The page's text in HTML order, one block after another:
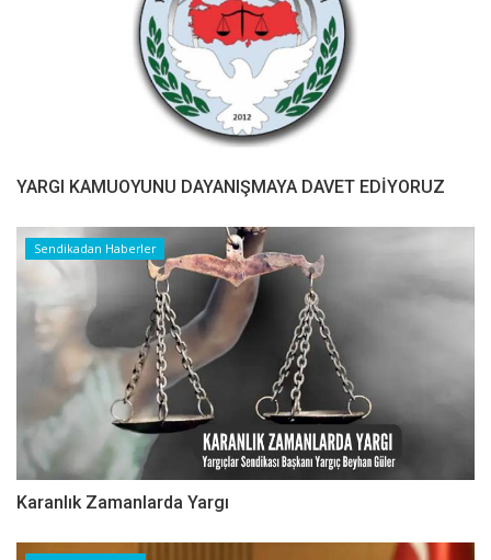
YARGI KAMUOYUNU DAYANIŞMAYA DAVET EDİYORUZ
Sendikadan Haberler
Karanlık Zamanlarda Yargı